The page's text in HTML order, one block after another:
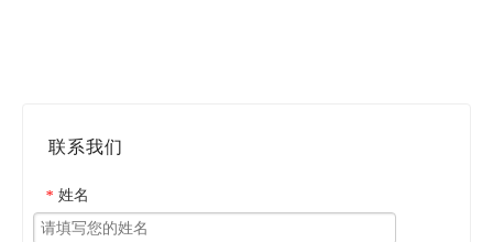
联系我们
* 姓名